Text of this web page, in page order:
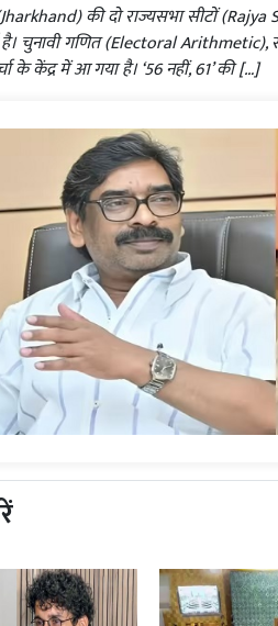
की दो राज्यसभा सीटों
चुनावी गणित (Electoral Arithmetic),
के केंद्र में आ गया है। ‘56 नहीं, 61’ की […]